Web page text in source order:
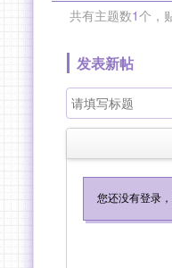
共有主题数1个，
发表新帖